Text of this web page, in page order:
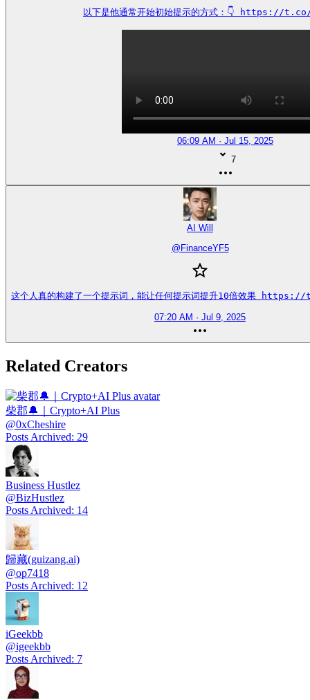
以下是他通常开始初始提示的方式：👇 https://
06:09 AM · Jul 15, 2025
7
AI Will
@ FinanceYF5
这个人真的构建了一个提示词，能让任何提示词提升10倍效果
07:20 AM · Jul 9, 2025
Related Creators
柴郡🔔｜Crypto+AI Plus
@0xCheshire
Posts Archived: 29
Business Hustlez
@BizHustlez
Posts Archived: 14
歸藏(guizang.ai)
@op7418
Posts Archived: 12
iGeekbb
@igeekbb
Posts Archived: 7